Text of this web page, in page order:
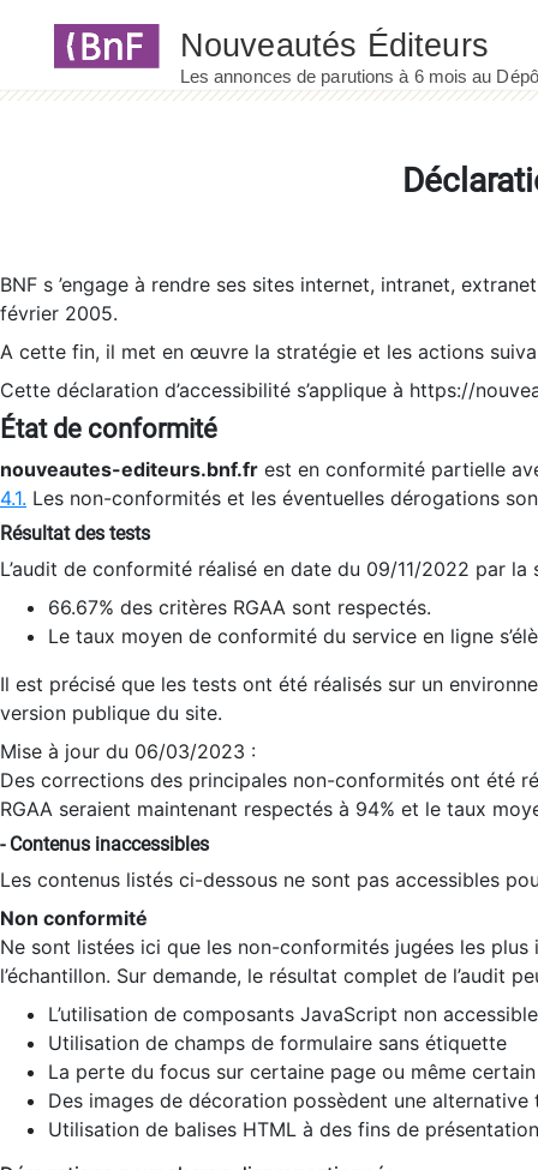
BNF s ’engage à rendre ses sites internet, intranet,
février 2005.
A cette fin, il met en œuvre la stratégie et les actions
Cette déclaration d’accessibilité s’applique à https://
État de conformité
nouveautes-editeurs.bnf.fr est en conformité partielle
4.1. Les non-conformités et les éventuelles dérogations
Résultat des tests
L’audit de conformité réalisé en date du 09/11/2022 par
66.67% des critères RGAA sont respectés.
Le taux moyen de conformité du service en ligne
Il est précisé que les tests ont été réalisés sur un
version publique du site.
Mise à jour du 06/03/2023 :
Des corrections des principales non-conformités ont été
RGAA seraient maintenant respectés à 94% et le taux
- Contenus inaccessibles
Les contenus listés ci-dessous ne sont pas accessibles
Non conformité
Ne sont listées ici que les non-conformités jugées les
l’échantillon. Sur demande, le résultat complet de l’audit
L’utilisation de composants JavaScript non
Utilisation de champs de formulaire sans étiquette
La perte du focus sur certaine page ou même
Des images de décoration possèdent une alternative
Utilisation de balises HTML à des fins de